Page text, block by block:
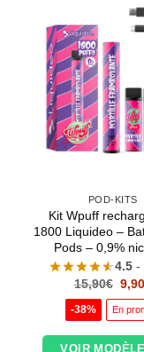
POD-KITS
Kit Wpuff
1800 Liquideo –
Pods – 0,9%
4.5 -
15,90€ Le
prix
9,90
-38% En
VOIR